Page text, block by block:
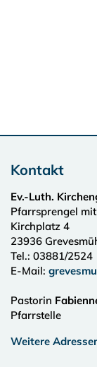
Kontakt
Ev.-Luth.
Pfarrsprengel
Kirchplatz 4
23936
Tel.: 03881/2524
E-Mail:
Pastorin
Pfarrstelle
Weitere